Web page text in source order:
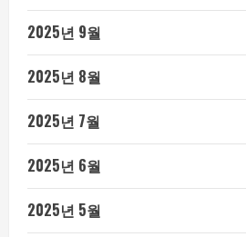
2025년 9월
2025년 8월
2025년 7월
2025년 6월
2025년 5월